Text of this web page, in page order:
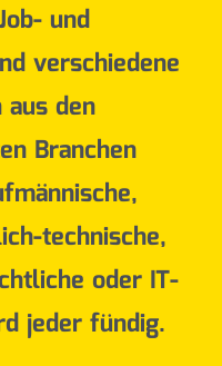
und
verschiedene
den
Branchen
technische,
oder IT-
jeder fündig.